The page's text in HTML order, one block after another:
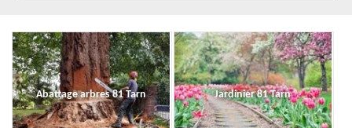
Abattage arbres 81 Tarn Jardinier 81 Tarn